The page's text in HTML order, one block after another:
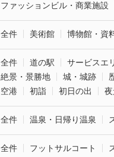
ファッションビル・商業施設
全件 美術館 博物館・資
全件 道の駅 サービスエ
絶景・景勝地
城・城跡
空港
初詣 初日の出
全件 温泉・日帰り温泉
全件 フットサルコート